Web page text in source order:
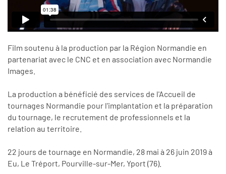
Film soutenu à la production par la Région Normandie en
partenariat avec le CNC et en association avec Normandie
Images.
La production a bénéficié des services de l'Accueil de
tournages Normandie pour l'implantation et la préparation
du tournage, le recrutement de professionnels et la
relation au territoire.
22 jours de tournage en Normandie, 28 mai à 26 juin 2019 à
Eu, Le Tréport, Pourville-sur-Mer, Yport (76).